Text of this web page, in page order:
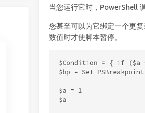
当您运行它时，PowerShell
您甚至可以为它绑定一个更
数值时才使脚本暂停。
$Condition = { if
$bp = Set-
$a = 1
$a